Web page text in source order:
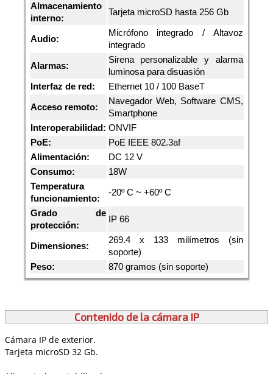
Almacenamiento
interno:
Tarjeta microSD hasta 256 Gb
Audio:
Micrófono integrado / Altavoz
integrado
Alarmas:
Sirena personalizable y alarma
luminosa para disuasión
Interfaz de red:
Ethernet 10 / 100 BaseT
Acceso remoto:
Navegador Web, Software CMS,
Smartphone
Interoperabilidad: ONVIF
PoE:
PoE IEEE 802.3af
Alimentación:
DC 12 V
Consumo:
18W
Temperatura
funcionamiento:
-20º C ~ +60º C
Grado de
protección:
IP 66
Dimensiones:
269.4 x 133 milímetros (sin
soporte)
Peso:
870 gramos (sin soporte)
Contenido de la cámara IP
Cámara IP de exterior.
Tarjeta microSD 32 Gb.